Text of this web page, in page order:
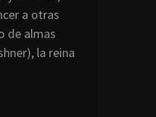
a otras
de almas
la reina